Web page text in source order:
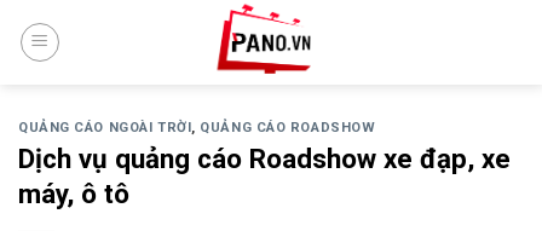
QUẢNG CÁO NGOÀI TRỜI, QUẢNG CÁO ROADSHOW
Dịch vụ quảng cáo Roadshow xe đạp, xe
máy, ô tô